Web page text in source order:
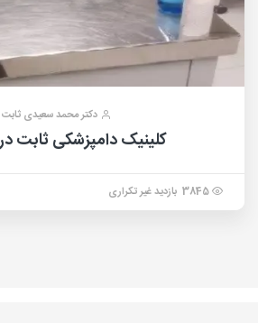
دکتر محمد سعیدی ثابت
کلینیک دامپزشکی ثابت
3845 بازدید غیر تکراری